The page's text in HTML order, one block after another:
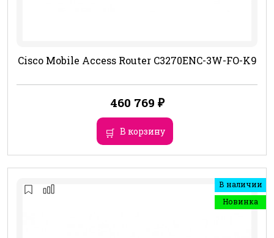
Cisco Mobile Access Router C3270ENC-3W-FO-K9
460 769 ₽
В корзину
В наличии
Новинка